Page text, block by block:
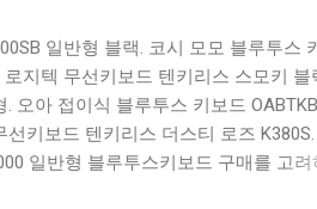
일반형 블랙. 코시 모모 블루투스
지텍 무선키보드 텐키리스 스모키 블
오아 접이식 블루투스 키보드
키보드 텐키리스 더스티 로즈
일반형 블루투스키보드 구매를 고려